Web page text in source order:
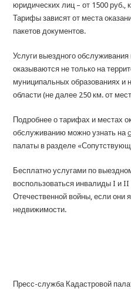
юридических лиц – от 1500 руб.,
Тарифы зависят от места
пакетов документов.
Услуги выездного обслуживания
оказываются не только на
муниципальных образованиях и
области (не далее 250 км. от
Подробнее о тарифах и местах
обслуживанию можно узнать на
палаты в разделе
Бесплатно услугами по
воспользоваться инвалиды I и
Отечественной войны, если они
недвижимости.
Пресс-служба Кадастровой